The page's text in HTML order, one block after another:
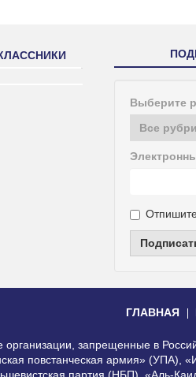
Выберите
ГЛАВНАЯ
организации, запрещенные в
повстанческая армия»
партия (НБП), «Аль-